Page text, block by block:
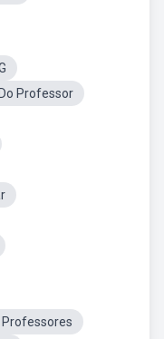
Professor
Professores